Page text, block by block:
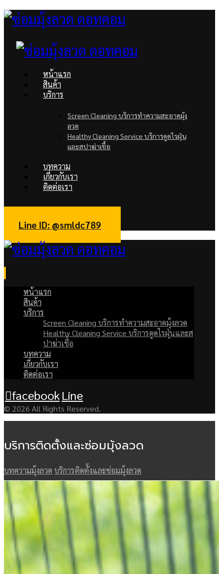
หน้าแรก
สินค้า
บริการ
Screen Cleaning บริการทำความสะอาดมุ้ง
ลวด
Healthy Cleaning Service บริการดูดไรฝุ่น
และสปาฆ่าเชื้อ
บทความ
เกี่ยวกับเรา
ติดต่อเรา
facebookLine
Line ID: @smldc789
หน้าแรก
สินค้า
บริการ
Screen Cleaning บริการทำความสะอาดมุ้งลวด
Healthy Cleaning Service บริการดูดไรฝุ่นและส
ปาฆ่าเชื้อ
บทความ
เกี่ยวกับเรา
ติดต่อเรา
facebookLine
© 2026 All Rights Reserved.
บริการติดตั้งและซ่อมมุ้งลวด
บทความมุ้งลวด บริการติดตั้งและซ่อมมุ้งลวด